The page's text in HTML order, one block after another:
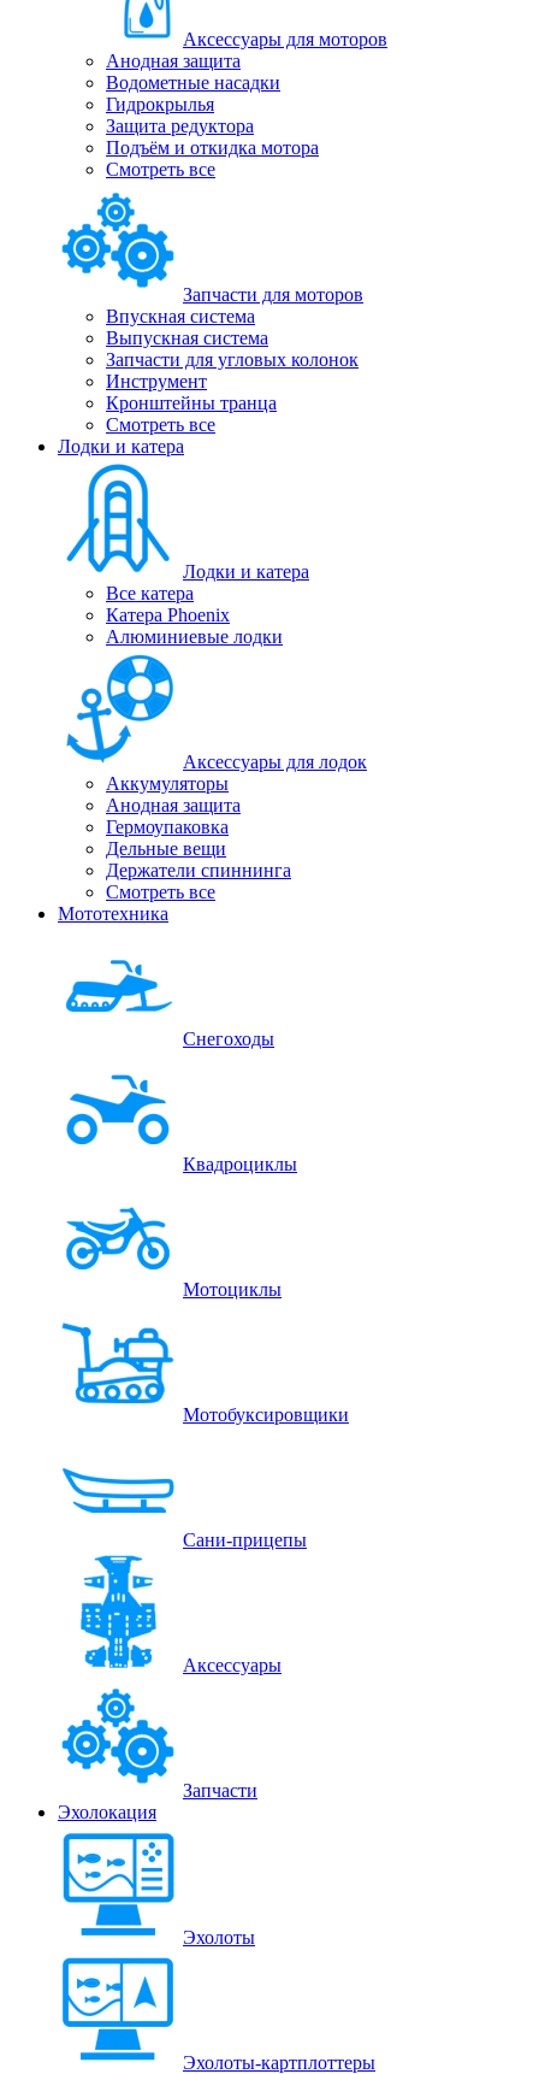
Аксессуары для моторов
Анодная защита
Водометные насадки
Гидрокрылья
Защита редуктора
Подъём и откидка мотора
Смотреть все
Запчасти для моторов
Впускная система
Выпускная система
Запчасти для угловых колонок
Инструмент
Кронштейны транца
Смотреть все
Лодки и катера
Лодки и катера
Все катера
Катера Phoenix
Алюминиевые лодки
Аксессуары для лодок
Аккумуляторы
Анодная защита
Гермоупаковка
Дельные вещи
Держатели спиннинга
Смотреть все
Мототехника
Снегоходы
Квадроциклы
Мотоциклы
Мотобуксировщики
Сани-прицепы
Аксессуары
Запчасти
Эхолокация
Эхолоты
Эхолоты-картплоттеры